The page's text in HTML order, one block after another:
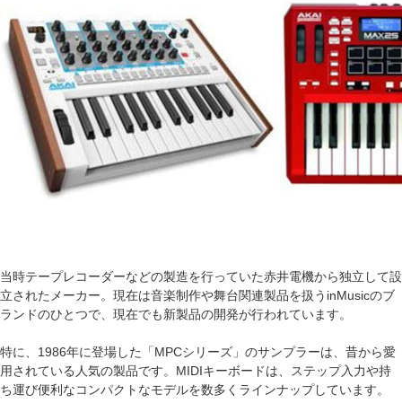
当時テープレコーダーなどの製造を行っていた赤井電機から独立して設
立されたメーカー。現在は音楽制作や舞台関連製品を扱うinMusicのブ
ランドのひとつで、現在でも新製品の開発が行われています。
特に、1986年に登場した「MPCシリーズ」のサンプラーは、昔から愛
用されている人気の製品です。MIDIキーボードは、ステップ入力や持
ち運び便利なコンパクトなモデルを数多くラインナップしています。